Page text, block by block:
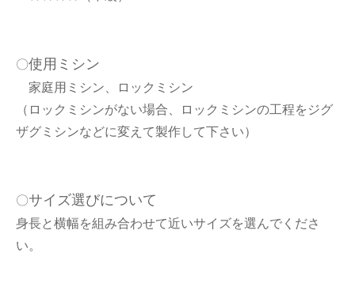
〇使用ミシン
家庭用ミシン、ロックミシン
（ロックミシンがない場合、ロックミシンの工程をジグ
ザグミシンなどに変えて製作して下さい）
〇サイズ選びについて
身長と横幅を組み合わせて近いサイズを選んでくださ
い。